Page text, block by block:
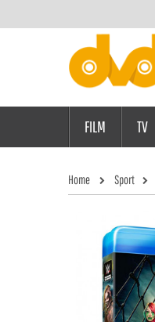
FILM TV
Home Sport